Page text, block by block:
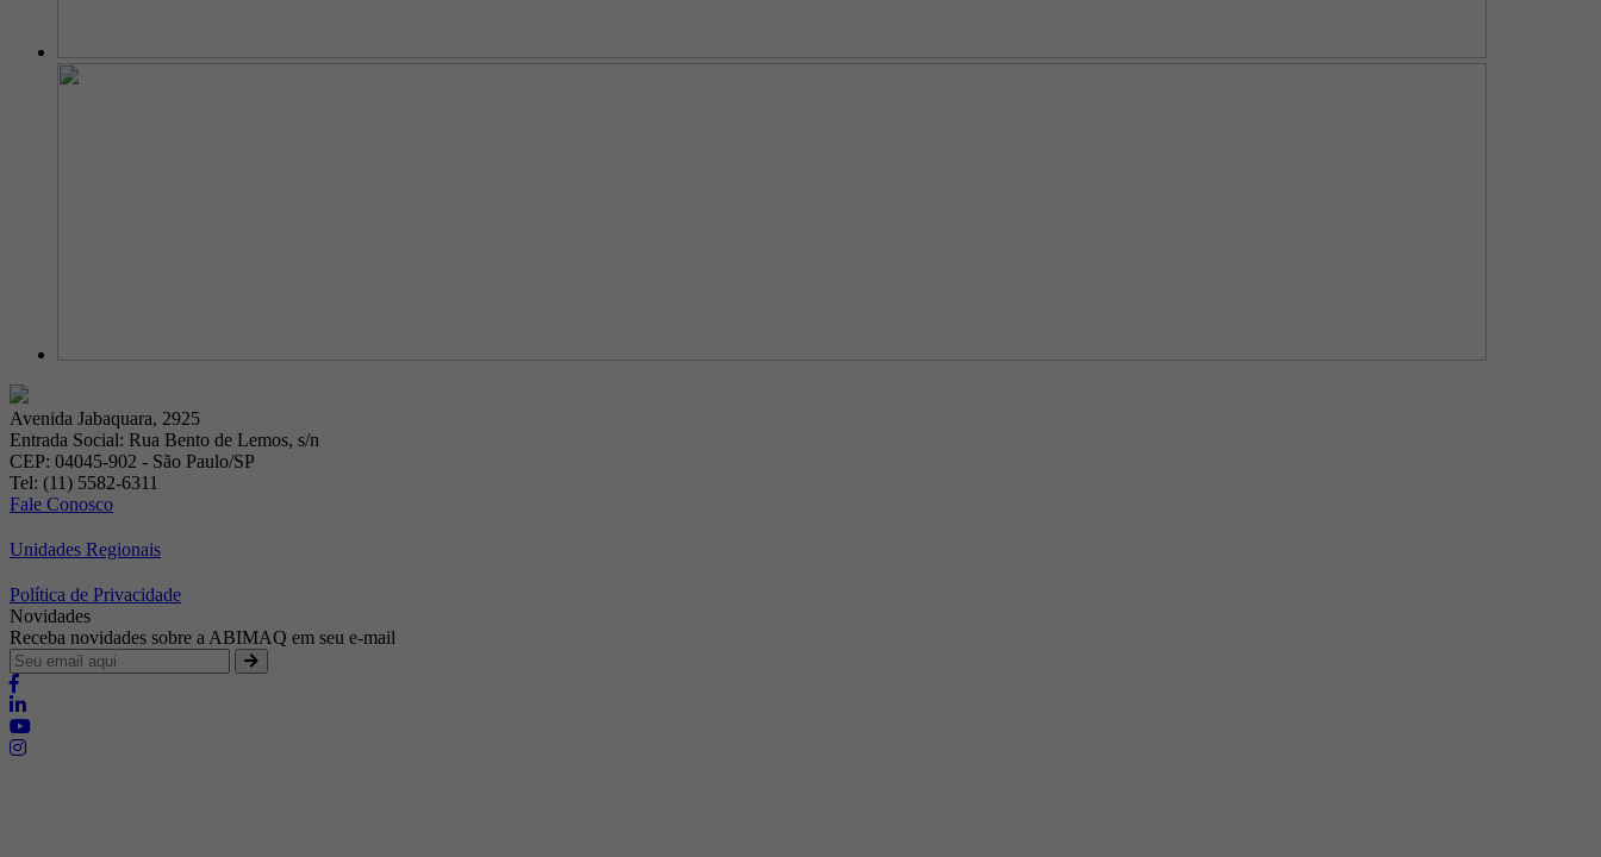
Avenida Jabaquara, 2925
Entrada Social: Rua Bento de Lemos, s/n
CEP: 04045-902 - São Paulo/SP
Tel: (11) 5582-6311
Fale Conosco
Unidades Regionais
Política de Privacidade
Novidades
Receba novidades sobre a ABIMAQ em seu e-mail